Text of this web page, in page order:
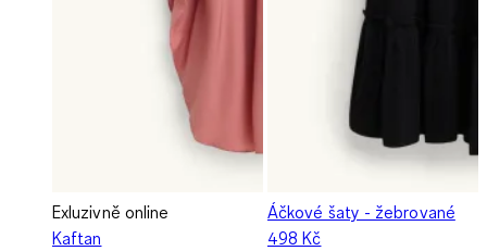
Exluzivně online
Kaftan
Áčkové šaty - žebrované
498 Kč